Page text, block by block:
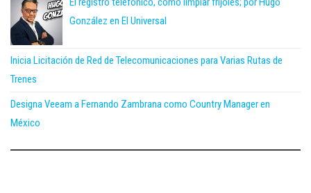
González en El Universal
Inicia Licitación de Red de Telecomunicaciones para Varias Rutas de
Trenes
Designa Veeam a Fernando Zambrana como Country Manager en
México